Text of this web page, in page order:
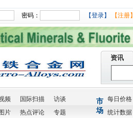
密码： 【登录】 【注册】
资讯
频 国际扫描
访谈
图片 热点评论 专题
市
场
每日价格
统计数据